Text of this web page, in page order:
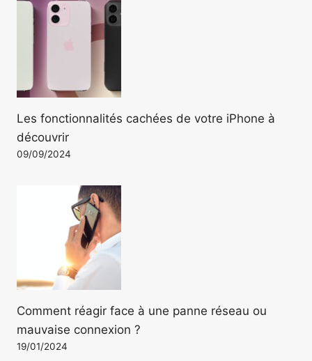
Les fonctionnalités cachées de votre iPhone à
découvrir
09/09/2024
Comment réagir face à une panne réseau ou
mauvaise connexion ?
19/01/2024